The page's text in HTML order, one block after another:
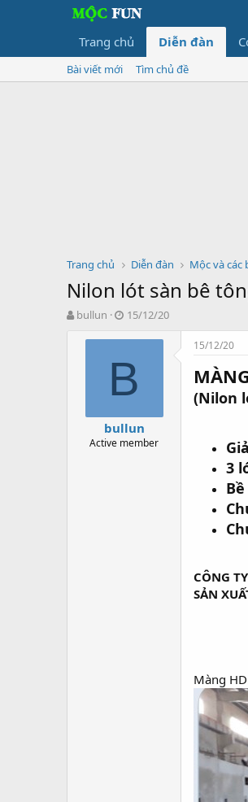
Trang chủ Diễn đàn
Bài viết mới Tìm chủ đề
Trang chủ Diễn đàn Mộc và các
Nilon lót sàn bê
T
bullun
N
à
g
ử
15/12/20
B
bullun
Active member
15/12/20
(Nilon
3
CÔNG
SẢN
Màng